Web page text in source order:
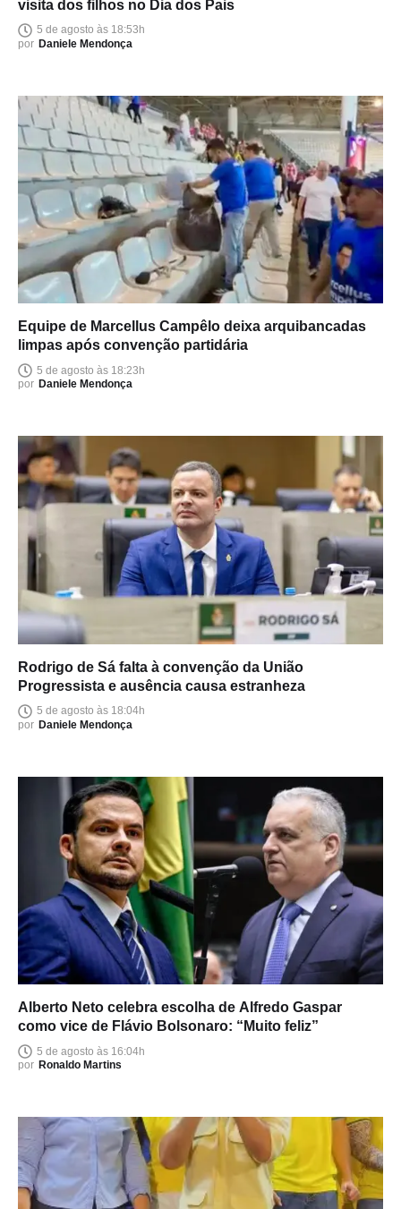
visita dos filhos no Dia dos Pais
5 de agosto às 18:53h
por Daniele Mendonça
Equipe de Marcellus Campêlo deixa arquibancadas
limpas após convenção partidária
5 de agosto às 18:23h
por Daniele Mendonça
Rodrigo de Sá falta à convenção da União
Progressista e ausência causa estranheza
5 de agosto às 18:04h
por Daniele Mendonça
Alberto Neto celebra escolha de Alfredo Gaspar
como vice de Flávio Bolsonaro: “Muito feliz”
5 de agosto às 16:04h
por Ronaldo Martins